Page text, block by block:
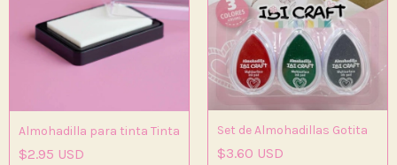
Almohadilla para tinta Tinta
$2.95 USD
Set de Almohadillas Gotita
$3.60 USD